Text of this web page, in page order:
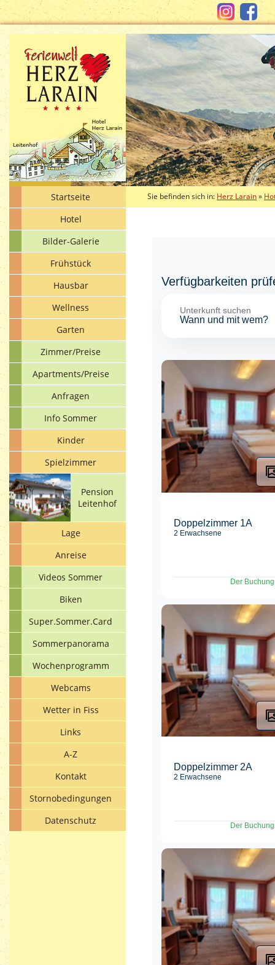
Startseite
Hotel
Bilder-Galerie
Frühstück
Hausbar
Wellness
Garten
Zimmer/Preise
Apartments/Preise
Anfragen
Info Sommer
Kinder
Spielzimmer
Pension
Leitenhof
Lage
Anreise
Videos Sommer
Biken
Super.Sommer.Card
Sommerpanorama
Wochenprogramm
Webcams
Wetter in Fiss
Links
A-Z
Kontakt
Stornobedingungen
Datenschutz
Sie befinden sich in: Herz Larain»